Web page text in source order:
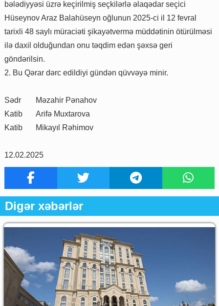
bələdiyyəsi üzrə keçirilmiş seçkilərlə əlaqədar seçici
Hüseynov Araz Balahüseyn oğlunun 2025-ci il 12 fevral
tarixli 48 saylı müraciəti şikayətvermə müddətinin ötürülməsi
ilə daxil olduğundan onu təqdim edən şəxsə geri
göndərilsin.
2. Bu Qərar dərc edildiyi gündən qüvvəyə minir.
Sədr
Məzahir Pənahov
Katib
Arifə Muxtarova
Katib
Mikayıl Rəhimov
12.02.2025
Digər xəbərlər